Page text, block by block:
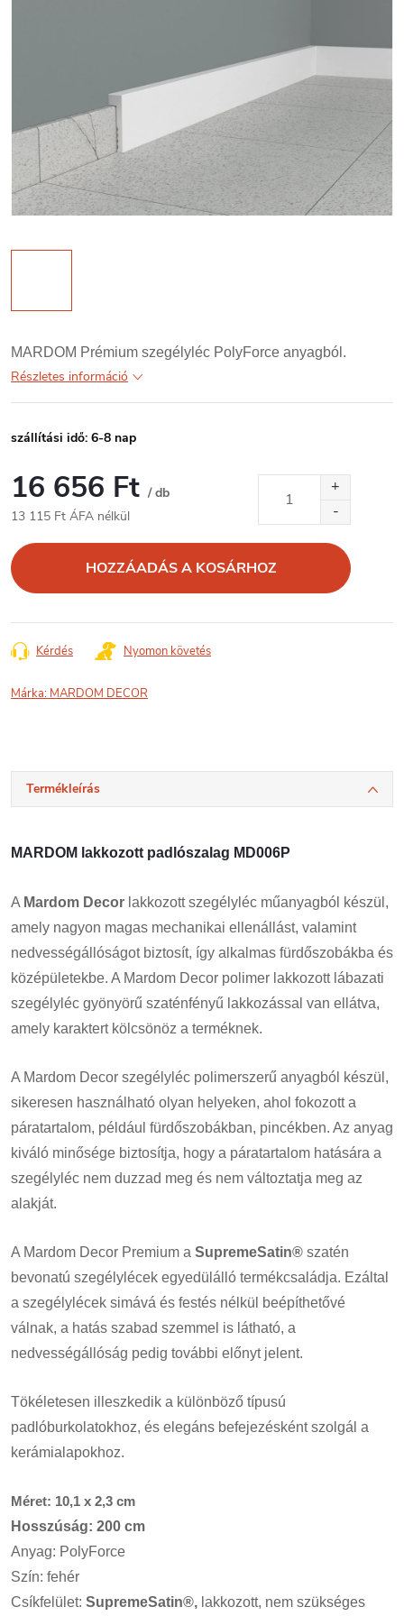
MARDOM Prémium szegélyléc PolyForce anyagból.
Részletes információ
szállítási idő: 6-8 nap
16 656 Ft / db
13 115 Ft ÁFA nélkül
HOZZÁADÁS A KOSÁRHOZ
Kérdés Nyomon követés
Márka: MARDOM DECOR
Termékleírás
MARDOM lakkozott padlószalag MD006P
A Mardom Decor lakkozott szegélyléc műanyagból készül,
amely nagyon magas mechanikai ellenállást, valamint
nedvességállóságot biztosít, így alkalmas fürdőszobákba és
középületekbe. A Mardom Decor polimer lakkozott lábazati
szegélyléc gyönyörű szaténfényű lakkozással van ellátva,
amely karaktert kölcsönöz a terméknek.
A Mardom Decor szegélyléc polimerszerű anyagból készül,
sikeresen használható olyan helyeken, ahol fokozott a
páratartalom, például fürdőszobákban, pincékben. Az anyag
kiváló minősége biztosítja, hogy a páratartalom hatására a
szegélyléc nem duzzad meg és nem változtatja meg az
alakját.
A Mardom Decor Premium a SupremeSatin® szatén
bevonatú szegélylécek egyedülálló termékcsaládja. Ezáltal
a szegélylécek simává és festés nélkül beépíthetővé
válnak, a hatás szabad szemmel is látható, a
nedvességállóság pedig további előnyt jelent.
Tökéletesen illeszkedik a különböző típusú
padlóburkolatokhoz, és elegáns befejezésként szolgál a
kerámialapokhoz.
Méret: 10,1 x 2,3 cm
Hosszúság: 200 cm
Anyag: PolyForce
Szín: fehér
Csíkfelület: SupremeSatin®, lakkozott, nem szükséges